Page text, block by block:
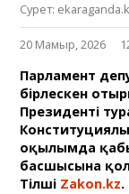
Сурет:
20 Мамыр, 2026
Парламент
бірлескен
Президенті
оқылымда
басшысына
Тілші Zakon.kz.